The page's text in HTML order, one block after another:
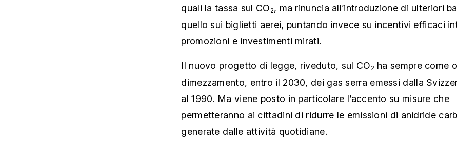
quali la tassa sul CO 2, ma rinuncia all’introduzione di ulteriori
quello sui biglietti aerei, puntando invece su incentivi efficaci
promozioni e investimenti mirati.
Il nuovo progetto di legge, riveduto, sul CO 2 ha sempre come
dimezzamento, entro il 2030, dei gas serra emessi dalla
al 1990. Ma viene posto in particolare l’accento su misure che
permetteranno ai cittadini di ridurre le emissioni di anidride
generate dalle attività quotidiane.